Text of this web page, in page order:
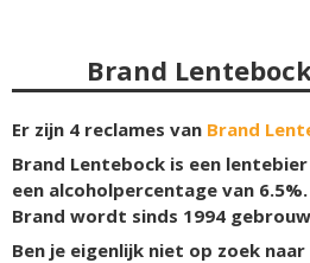
Brand
Er zijn 4 reclames van Brand
Brand Lentebock is een
een alcoholpercentage van
Brand wordt sinds 1994
Ben je eigenlijk niet op zoek